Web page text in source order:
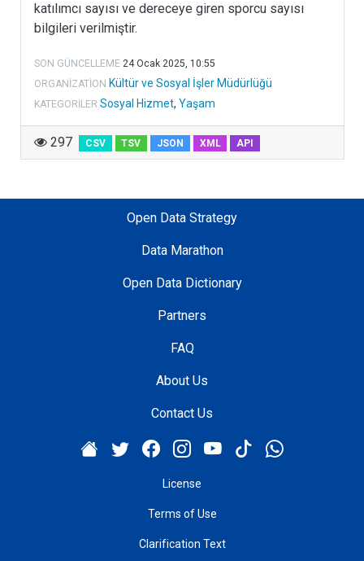
katılımcı sayısı ve dereceye giren sporcu sayısı
bilgileri verilmiştir.
SON GÜNCELLEME 24 Ocak 2025, 10:55
ORGANIZATION Kültür ve Sosyal İşler Müdürlüğü
KATEGORILER Sosyal Hizmet, Yaşam
297 CSV TSV JSON XML API
Open Data Strategy
Data Marathon
Open Data Dictionary
Partners
FAQ
About Us
Contact Us
License
Terms of Use
Clarification Text